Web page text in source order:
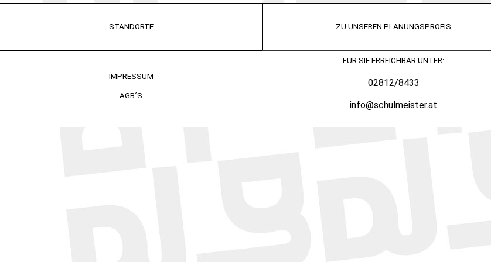
STANDORTE
IMPRESSUM
AGB´S
ZU UNSEREN PLANUNGSPROFIS
FÜR SIE ERREICHBAR UNTER:
02812/8433
info@schulmeister.at